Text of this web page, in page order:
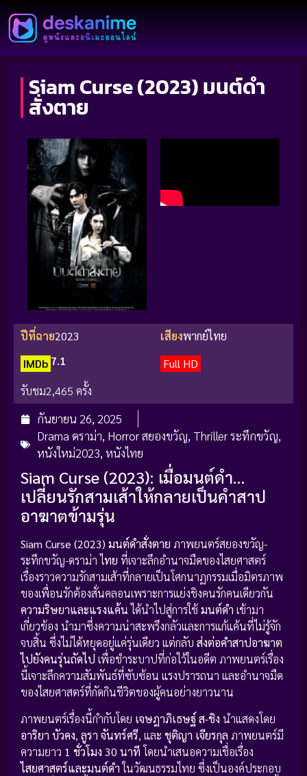
Siam Curse (2023) มนต์ดำ
สั่งตาย
ปีที่ฉาย2023 เสียงพากย์ไทย
IMDb 7.1
Full HD
รับชม2,465 ครั้ง
กันยายน 26, 2025
Drama ดราม่า, Horror สยองขวัญ, Thriller ระทึกขวัญ,
หนังใหม่2023, หนังไทย
Siam Curse (2023): เมื่อมนต์ดำ…
เปลี่ยนรักสามเส้าให้กลายเป็นคำสาป
อาฆาตข้ามรุ่น
Siam Curse (2023) มนต์ดำสั่งตาย ภาพยนตร์สยองขวัญ-
ระทึกขวัญ-ดราม่า ไทย ที่เจาะลึกอำนาจมืดของไสยศาสตร์
เรื่องราวความรักสามเส้าที่กลายเป็นโศกนาฏกรรมเมื่อมิตรภาพ
ของเพื่อนรักต้องสั่นคลอนเพราะการแย่งชิงคนรักคนเดียวกัน
ความริษยาและแรงแค้นได้นำไปสู่การใช้มนต์ดำ เข้ามา
เกี่ยวข้อง นำมาซึ่งความน่าสะพรึงกลัวและการแก้แค้นที่ไม่รู้จัก
จบสิ้น ซึ่งไม่ได้หยุดอยู่แค่รุ่นเดียว แต่กลับ ส่งต่อคำสาปอาฆาต
ไปยังคนรุ่นถัดไป เพื่อชำระบาปที่ก่อไว้ในอดีต ภาพยนตร์เรื่อง
นี้เจาะลึกความสัมพันธ์ที่ซับซ้อน แรงปรารถนา และอำนาจมืด
ของไสยศาสตร์ที่กัดกินชีวิตของผู้คนอย่างยาวนาน
ภาพยนตร์เรื่องนี้กำกับโดย เจษฎาภิเธษฐ์ ส-ชิง นำแสดงโดย
อาริยา บัวคง, ลูรา จันทร์ศรี, และ ชุติญา เจียรกุล ภาพยนตร์มี
ความยาว 1 ชั่วโมง 30 นาที โดยนำเสนอความเชื่อเรื่อง
ไสยศาสตร์และมนต์ดำในวัฒนธรรมไทย ซึ่งเป็นองค์ประกอบ